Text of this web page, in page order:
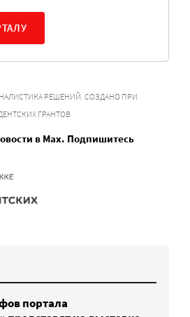
РЕШЕНИЙ. СОЗДАНО ПРИ
ГРАНТОВ
в Max. Подпишитесь
портала